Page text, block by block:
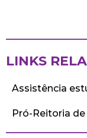
LINKS
Assistência
Pró-Reitoria